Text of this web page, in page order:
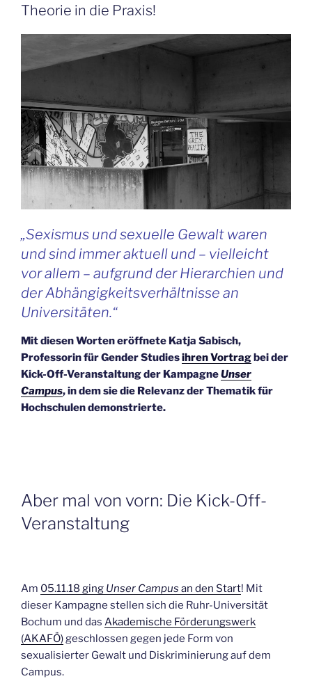
Theorie in die Praxis!
„Sexismus und sexuelle Gewalt waren
und sind immer aktuell und – vielleicht
vor allem – aufgrund der Hierarchien und
der Abhängigkeitsverhältnisse an
Universitäten.“
Mit diesen Worten eröffnete Katja Sabisch,
Professorin für Gender Studiesihren Vortragbei der
Kick-Off-Veranstaltung der KampagneUnser
Campus, in dem sie die Relevanz der Thematik für
Hochschulen demonstrierte.
Aber mal von vorn: Die Kick-Off-
Veranstaltung
Am 05.11.18 ging Unser Campus an den Start! Mit
dieser Kampagne stellen sich die Ruhr-Universität
Bochum und das Akademische Förderungswerk
(AKAFÖ)geschlossen gegen jede Form von
sexualisierter Gewalt und Diskriminierung auf dem
Campus.